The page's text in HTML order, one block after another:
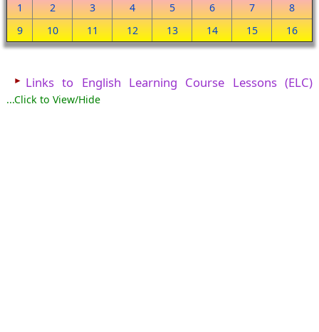
1 2 3 4 5 6 7
8
9
10 11 12 13 14 15 16
► Links to English Learning Course Lessons (ELC)
...Click to View/Hide